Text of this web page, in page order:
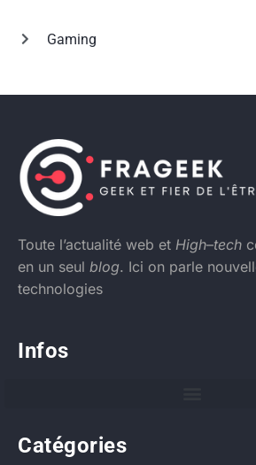
Gaming
Toute l’actualité web et High–tech
en un seul blog. Ici on parle
technologies
Infos
Catégories